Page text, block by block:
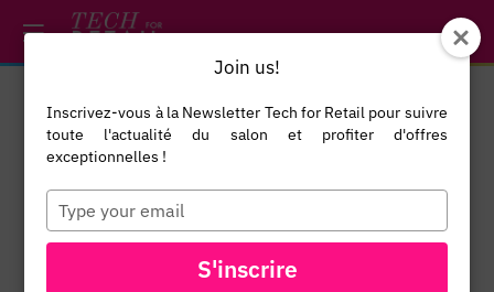
Le rôle clé
des avis
*/
Join us!
Inscrivez-vous à la Newsletter Tech for Retail pour suivre
toute l'actualité du salon et profiter d'offres
exceptionnelles !
Type
your
email
S'inscrire